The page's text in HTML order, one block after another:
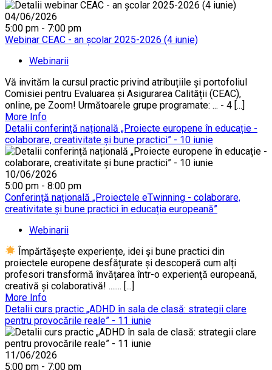
04/06/2026
5:00 pm - 7:00 pm
Webinar CEAC - an școlar 2025-2026 (4 iunie)
Webinarii
Vă invităm la cursul practic privind atribuțiile și portofoliul
Comisiei pentru Evaluarea și Asigurarea Calității (CEAC),
online, pe Zoom! Următoarele grupe programate: ... - 4 [...]
More Info
Detalii conferință națională „Proiecte europene în educație -
colaborare, creativitate și bune practici” - 10 iunie
10/06/2026
5:00 pm - 8:00 pm
Conferință națională „Proiectele eTwinning - colaborare,
creativitate și bune practici în educația europeană”
Webinarii
Împărtășește experiențe, idei și bune practici din
proiectele europene desfățurate și descoperă cum alți
profesori transformă învățarea într-o experiență europeană,
creativă și colaborativă! ....... [...]
More Info
Detalii curs practic „ADHD în sala de clasă: strategii clare
pentru provocările reale” - 11 iunie
11/06/2026
5:00 pm - 7:00 pm